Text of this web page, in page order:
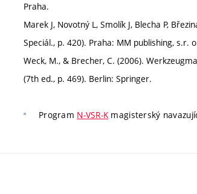
Praha.
Marek J, Novotný L, Smolík J, Blecha P,
Speciál., p. 420). Praha: MM publishing, s.r.
Weck, M., & Brecher, C. (2006).
(7th ed., p. 469). Berlin: Springer.
Program N-VSR-Kmagisterský